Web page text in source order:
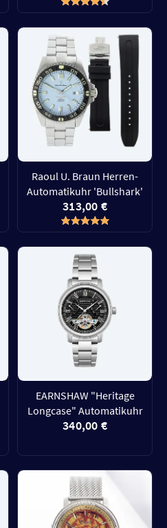
Raoul U. Braun Herren-
Automatikuhr 'Bullshark'
313,00 €
EARNSHAW "Heritage
Longcase" Automatikuhr
340,00 €